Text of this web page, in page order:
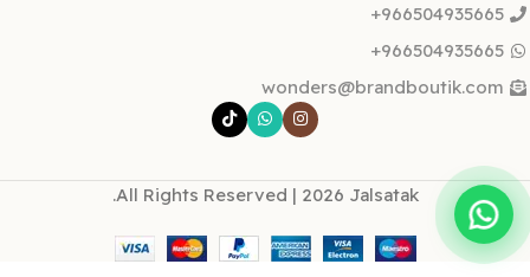
966504935665+
966504935665+
wonders@brandboutik.com
All Rights Reserved | 2026 Jalsatak.